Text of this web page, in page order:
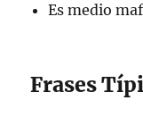
Es medio
Frases